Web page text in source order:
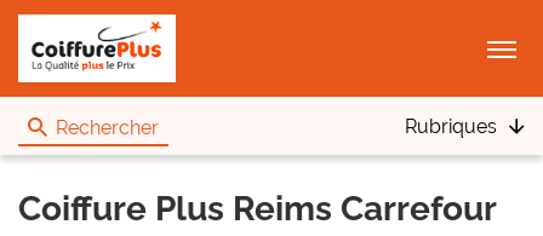
Menu
Rechercher Rubriques
Coiffure Plus Reims Carrefour